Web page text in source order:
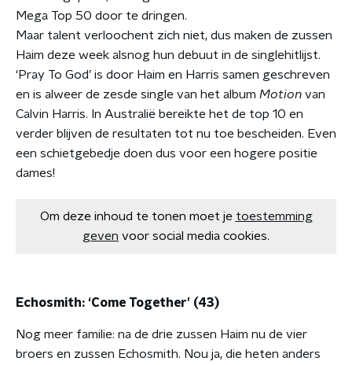
Mega Top 50 door te dringen.
Maar talent verloochent zich niet, dus maken de zussen
Haim deze week alsnog hun debuut in de singlehitlijst.
‘Pray To God’ is door Haim en Harris samen geschreven
en is alweer de zesde single van het album Motion van
Calvin Harris. In Australië bereikte het de top 10 en
verder blijven de resultaten tot nu toe bescheiden. Even
een schietgebedje doen dus voor een hogere positie
dames!
Om deze inhoud te tonen moet je toestemming
geven voor social media cookies.
Echosmith: ‘Come Together’ (43)
Nog meer familie: na de drie zussen Haim nu de vier
broers en zussen Echosmith. Nou ja, die heten anders